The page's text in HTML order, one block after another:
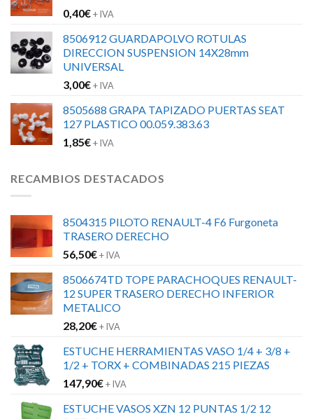
0,40€+ IVA
8506912 GUARDAPOLVO ROTULAS
DIRECCION SUSPENSION 14X28mm
UNIVERSAL
3,00€+ IVA
8505688 GRAPA TAPIZADO PUERTAS SEAT
127 PLASTICO 00.059.383.63
1,85€+ IVA
RECAMBIOS DESTACADOS
8504315 PILOTO RENAULT-4 F6 Furgoneta
TRASERO DERECHO
56,50€+ IVA
8506674TD TOPE PARACHOQUES RENAULT-
12 SUPER TRASERO DERECHO INFERIOR
METALICO
28,20€+ IVA
ESTUCHE HERRAMIENTAS VASO 1/4 + 3/8 +
1/2 + TORX + COMBINADAS 215 PIEZAS
147,90€+ IVA
ESTUCHE VASOS XZN 12 PUNTAS 1/2 12